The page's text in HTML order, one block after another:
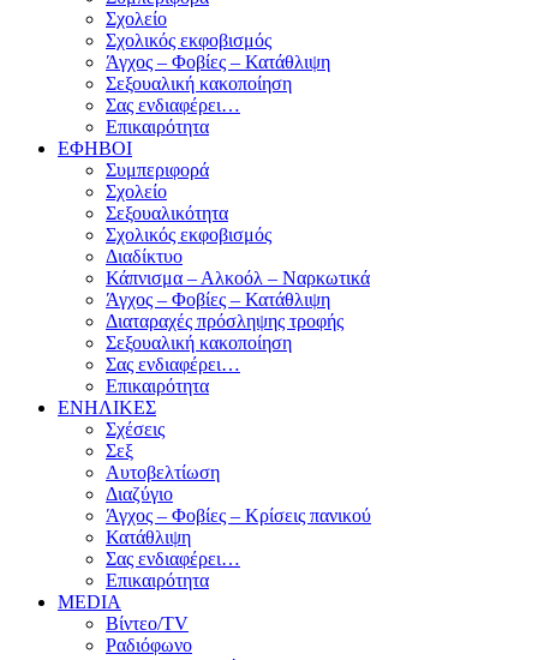
Σχολείο
Σχολικός εκφοβισμός
Άγχος – Φοβίες – Κατάθλιψη
Σεξουαλική κακοποίηση
Σας ενδιαφέρει…
Επικαιρότητα
ΕΦΗΒΟΙ
Συμπεριφορά
Σχολείο
Σεξουαλικότητα
Σχολικός εκφοβισμός
Διαδίκτυο
Κάπνισμα – Αλκοόλ – Ναρκωτικά
Άγχος – Φοβίες – Κατάθλιψη
Διαταραχές πρόσληψης τροφής
Σεξουαλική κακοποίηση
Σας ενδιαφέρει…
Επικαιρότητα
ΕΝΗΛΙΚΕΣ
Σχέσεις
Σεξ
Αυτοβελτίωση
Διαζύγιο
Άγχος – Φοβίες – Κρίσεις πανικού
Κατάθλιψη
Σας ενδιαφέρει…
Επικαιρότητα
MEDIA
Βίντεο/TV
Ραδιόφωνο